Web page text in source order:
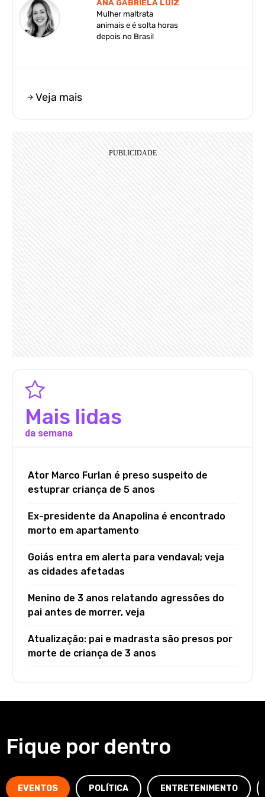
ANA GABRIELA LUIZ
Mulher maltrata
animais e é solta horas
depois no Brasil
Veja mais
Mais lidas
da semana
Ator Marco Furlan é preso suspeito de
estuprar criança de 5 anos
Ex-presidente da Anapolina é encontrado
morto em apartamento
Goiás entra em alerta para vendaval; veja
as cidades afetadas
Menino de 3 anos relatando agressões do
pai antes de morrer, veja
Atualização: pai e madrasta são presos por
morte de criança de 3 anos
Fique por dentro
EVENTOS POLÍTICA ENTRETENIMENTO